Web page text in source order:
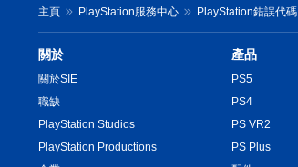
主頁 PlayStation服務中心 PlayStation錯誤代碼
關於
關於SIE
職缺
PlayStation Studios
PlayStation Productions
產品
PS5
PS4
PS VR2
PS Plus